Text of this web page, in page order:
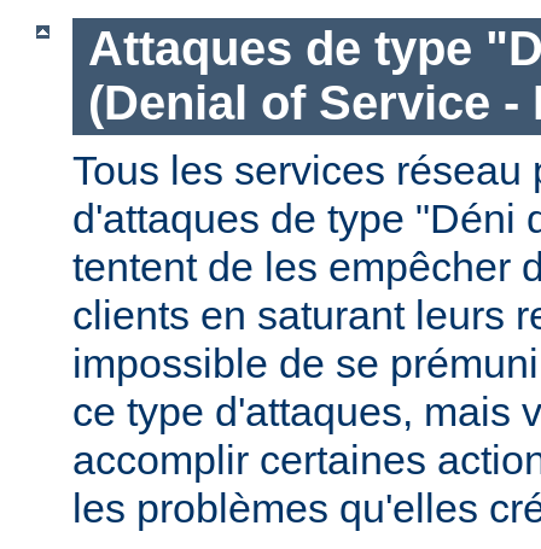
Attaques de type
(Denial of Service -
Tous les services réseau
d'attaques de type "Déni
tentent de les empêcher
clients en saturant leurs
impossible de se
ce type d'attaques, mais
accomplir certaines
les problèmes qu'elles